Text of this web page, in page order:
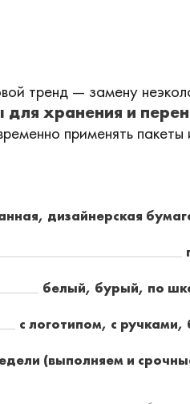
тренд — замену
хранения и
применять пакеты
дизайнерская
белый, бурый, по
с логотипом, с ручками,
(выполняем и